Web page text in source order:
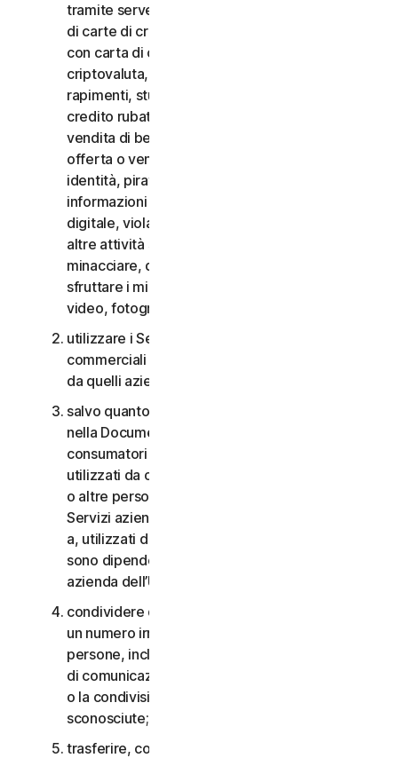
tramite server di terzi, lancio di pop-up, utilizzo
di carte di credito rubate, messa in atto di frodi
con carta di credito, frodi finanziarie, frodi in
criptovaluta, occultamenti, estorsioni, ricatti,
rapimenti, stupri, omicidi, vendita di carte di
credito rubate, vendita di beni rubati, offerta o
vendita di beni proibiti, militari e a duplice uso,
offerta o vendita di sostanze controllate, furti di
identità, pirateria informatica, pharming, furto di
informazioni in qualsiasi forma o scala, pirateria
digitale, violazioni della proprietà intellettuale e
altre attività simili; molestare, perseguitare,
minacciare, danneggiare o controllare altri o
sfruttare i minori in qualsiasi modo, inclusi audio,
video, fotografie, contenuti digitali, ecc.;
utilizzare i Servizi per i consumatori per scopi
commerciali o i Servizi aziendali per scopi diversi
da quelli aziendali interni;
salvo quanto diversamente previsto nel CLS o
nella Documentazione, i Servizi per i
consumatori non possono essere accessibili a,
utilizzati da o condivisi con familiari, non familiari
o altre persone che non risiedono con l’Utente e i
Servizi aziendali non possono essere accessibili
a, utilizzati da o condivisi con persone che non
sono dipendenti o non fanno parte della Piccola
azienda dell’Utente;
condividere qualsiasi dato o altro contenuto con
un numero irragionevolmente elevato di
persone, incluso, a titolo esemplificativo, l’invio
di comunicazioni a un gran numero di destinatari
o la condivisione di contenuti con persone
sconosciute;
trasferire, concedere in licenza, affittare,